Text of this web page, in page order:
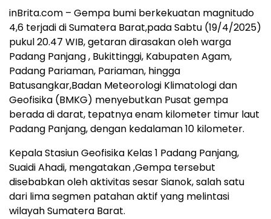
inBrita.com – Gempa bumi berkekuatan magnitudo
4,6 terjadi di Sumatera Barat,pada Sabtu (19/4/2025)
pukul 20.47 WIB, getaran dirasakan oleh warga
Padang Panjang , Bukittinggi, Kabupaten Agam,
Padang Pariaman, Pariaman, hingga
Batusangkar,Badan Meteorologi Klimatologi dan
Geofisika (BMKG) menyebutkan Pusat gempa
berada di darat, tepatnya enam kilometer timur laut
Padang Panjang, dengan kedalaman 10 kilometer.
Kepala Stasiun Geofisika Kelas 1 Padang Panjang,
Suaidi Ahadi, mengatakan ,Gempa tersebut
disebabkan oleh aktivitas sesar Sianok, salah satu
dari lima segmen patahan aktif yang melintasi
wilayah Sumatera Barat.